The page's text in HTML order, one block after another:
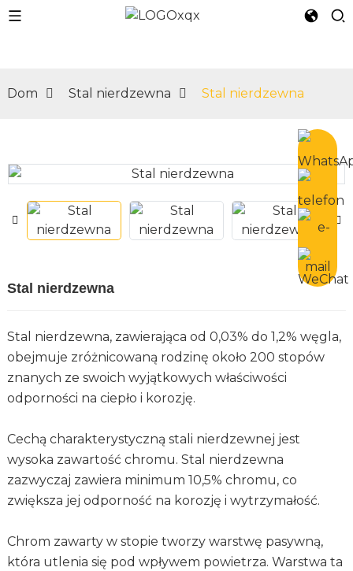
Dom Stal nierdzewna Stal nierdzewna
Stal nierdzewna
Stal nierdzewna, zawierająca od 0,03% do 1,2% węgla,
obejmuje zróżnicowaną rodzinę około 200 stopów
znanych ze swoich wyjątkowych właściwości
odporności na ciepło i korozję.
Cechą charakterystyczną stali nierdzewnej jest
wysoka zawartość chromu. Stal nierdzewna
zazwyczaj zawiera minimum 10,5% chromu, co
zwiększa jej odporność na korozję i wytrzymałość.
Chrom zawarty w stopie tworzy warstwę pasywną,
która utlenia się pod wpływem powietrza. Warstwa ta